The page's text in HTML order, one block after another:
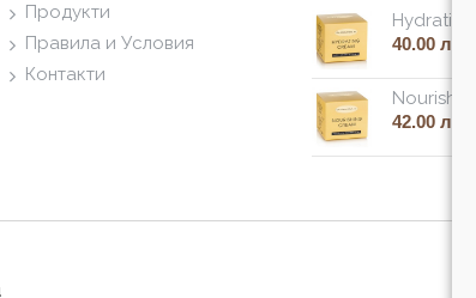
Продукти
Правила и Условия
Контакти
40.00 лв.
42.00 лв.